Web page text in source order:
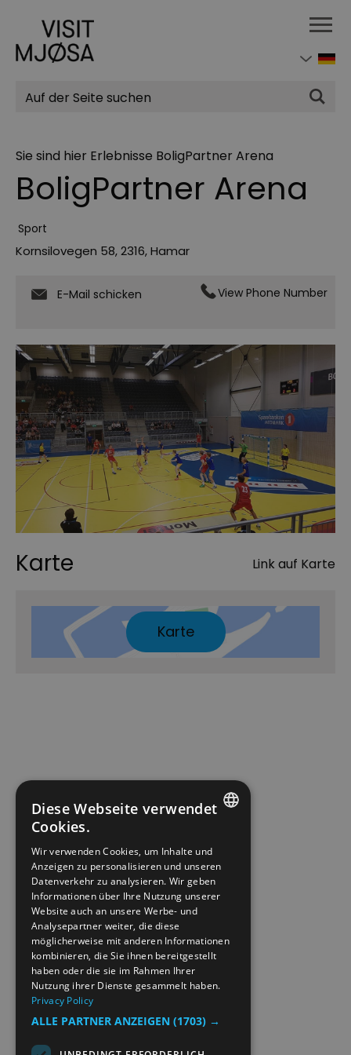
Suchen
Sie sind hier Erlebnisse BoligPartner Arena
BoligPartner Arena
Sport
Kornsilovegen 58,2316,Hamar
E-Mail schicken View Phone Number
Karte Link auf Karte
Karte
NORWEGIAN
GERMAN
Diese Webseite verwendet
Cookies.
Wir verwenden Cookies, um Inhalte und
Anzeigen zu personalisieren und unseren
Datenverkehr zu analysieren. Wir geben
Informationen über Ihre Nutzung unserer
Website auch an unsere Werbe- und
Analysepartner weiter, die diese
möglicherweise mit anderen Informationen
kombinieren, die Sie ihnen bereitgestellt
haben oder die sie im Rahmen Ihrer
Nutzung ihrer Dienste gesammelt haben.
Privacy Policy
ALLE PARTNER ANZEIGEN (1703) →